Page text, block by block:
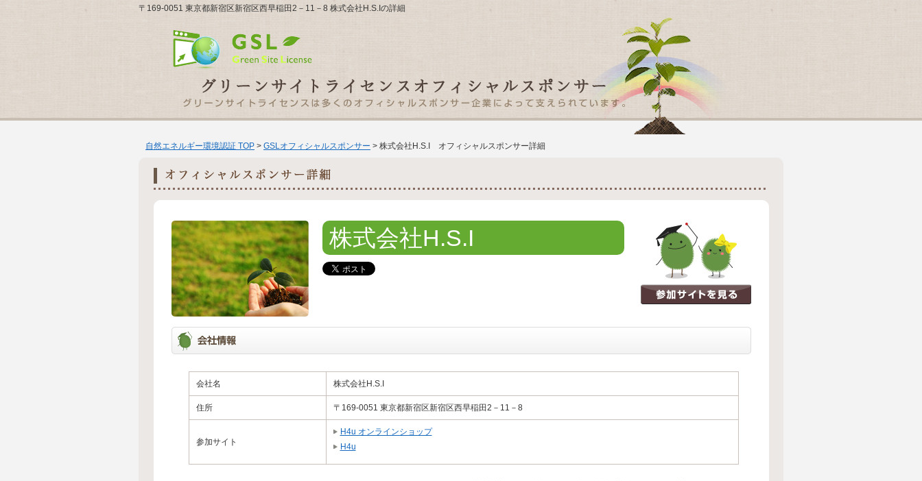
〒169-0051 東京都新宿区新宿区西早稲田2－11－8 株式会社H.S.Iの詳細
自然エネルギー環境認証 TOP > GSLオフィシャルスポンサー > 株式会社H.S.I オフィシャルスポンサー詳細
株式会社H.S.I
会社名 株式会社H.S.I
住所 〒169-0051 東京都新宿区新宿区西早稲田2－11－8
参加サイト
H4u オンラインショップ
H4u